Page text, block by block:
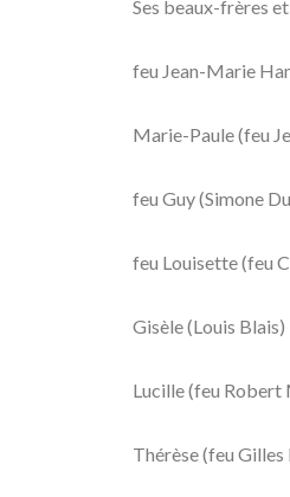
Ses beaux-frères
feu Jean-Marie
Marie-Paule (feu
feu Guy (Simone
feu Louisette (feu
Gisèle (Louis Blais)
Lucille (feu Robert
Thérèse (feu Gilles